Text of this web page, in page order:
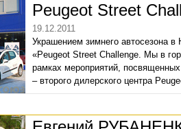
Peugeot Street
19.12.2011
Украшением зимнего автосезона в
«Peugeot Street Challenge. Мы в
рамках мероприятий,
– второго дилерского центра